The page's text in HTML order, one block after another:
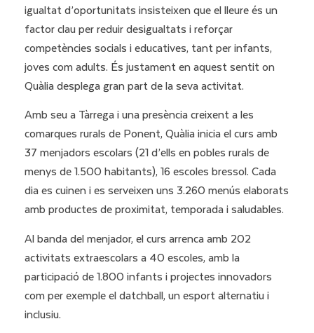
igualtat d’oportunitats insisteixen que el lleure és un
factor clau per reduir desigualtats i reforçar
competències socials i educatives, tant per infants,
joves com adults. És justament en aquest sentit on
Quàlia desplega gran part de la seva activitat.
Amb seu a Tàrrega i una presència creixent a les
comarques rurals de Ponent, Quàlia inicia el curs amb
37 menjadors escolars (21 d’ells en pobles rurals de
menys de 1.500 habitants), 16 escoles bressol. Cada
dia es cuinen i es serveixen uns 3.260 menús elaborats
amb productes de proximitat, temporada i saludables.
Al banda del menjador, el curs arrenca amb 202
activitats extraescolars a 40 escoles, amb la
participació de 1.800 infants i projectes innovadors
com per exemple el datchball, un esport alternatiu i
inclusiu.